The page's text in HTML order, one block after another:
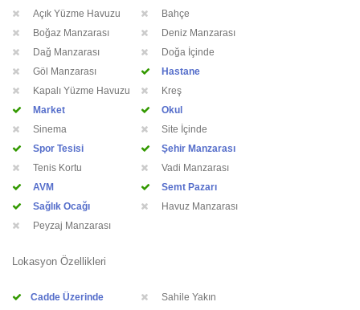
Açık Yüzme Havuzu
Bahçe
Boğaz Manzarası
Deniz Manzarası
Dağ Manzarası
Doğa İçinde
Göl Manzarası
Hastane
Kapalı Yüzme Havuzu
Kreş
Market
Okul
Sinema
Site İçinde
Spor Tesisi
Şehir Manzarası
Tenis Kortu
Vadi Manzarası
AVM
Semt Pazarı
Sağlık Ocağı
Havuz Manzarası
Peyzaj Manzarası
Lokasyon Özellikleri
Cadde Üzerinde
Sahile Yakın